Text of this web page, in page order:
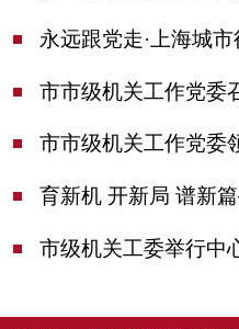
市市级机关工作党委
市级机关工委举行中